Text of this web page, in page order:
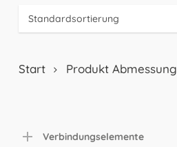
Start Produkt Abmessung
Verbindungselemente